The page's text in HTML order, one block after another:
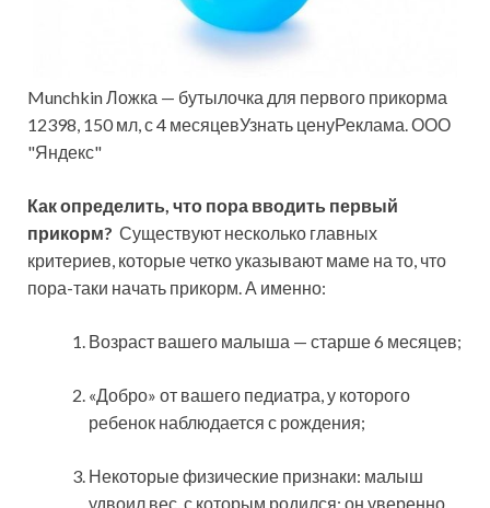
Munchkin Ложка — бутылочка для первого прикорма
12398, 150 мл, с 4 месяцевУзнать ценуРеклама. ООО
"Яндекс"
Как определить, что пора вводить первый
прикорм? Существуют несколько главных
критериев, которые четко указывают маме на то, что
пора-таки начать прикорм. А именно:
Возраст вашего малыша — старше 6 месяцев;
«Добро» от вашего педиатра, у которого
ребенок наблюдается с рождения;
Некоторые физические признаки: малыш
удвоил вес, с которым родился; он уверенно